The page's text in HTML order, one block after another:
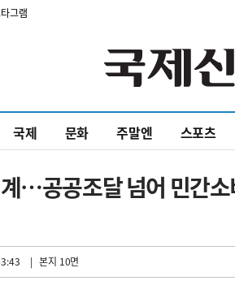
그램
국제 문화 주말엔 스포츠
계…공공조달 넘어 민간
| 본지 10면